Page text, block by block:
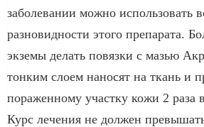
заболевании можно использовать
разновидности этого препарата.
экземы делать повязки с мазью
тонким слоем наносят на ткань и
пораженному участку кожи 2 раза
Курс лечения не должен